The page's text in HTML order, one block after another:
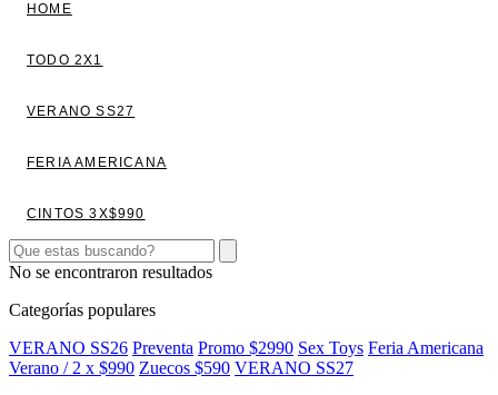
HOME
TODO 2X1
VERANO SS27
FERIA AMERICANA
CINTOS 3X$990
No se encontraron resultados
Categorías populares
VERANO SS26 Preventa Promo $2990 Sex Toys Feria Americana
Verano / 2 x $990 Zuecos $590 VERANO SS27